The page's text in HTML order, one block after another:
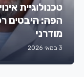
טכנולוגיית
הפה: היבטים
מודרני
3 במאי 2026